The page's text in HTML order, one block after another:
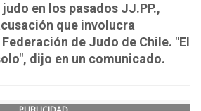
en los pasados JJ.PP.,
que involucra
de Judo de Chile. "El
dijo en un comunicado.